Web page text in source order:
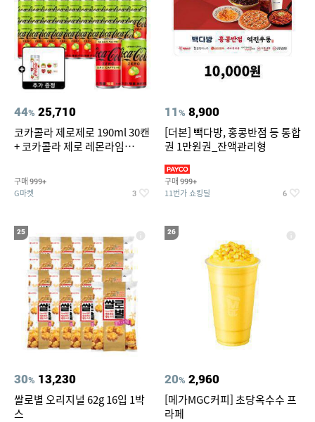
44% 25,710
코카콜라 제로제로 190ml 30캔
+ 코카콜라 제로 레몬라임
티커 세트
구매 999+
G마켓 3
11% 8,900
[더본] 빽다방, 홍콩반점 등 통합
권 1만원권_잔액관리형
구매 999+
11번가 쇼킹딜 6
25
30% 13,230
쌀로별 오리지널 62g 16입 1박
스
26
20% 2,960
[메가MGC커피] 초당옥수수 프
라페